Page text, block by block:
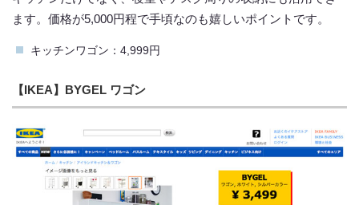
ます。価格が5,000円程で手頃なのも嬉しいポイントです。
キッチンワゴン：4,999円
【IKEA】BYGEL ワゴン